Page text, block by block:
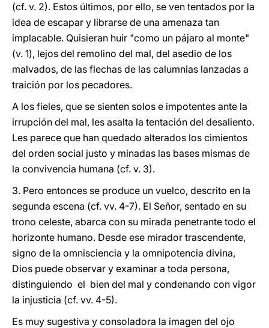
(cf. v. 2). Estos últimos, por ello, se ven tentados por la
idea de escapar y librarse de una amenaza tan
implacable. Quisieran huir "como un pájaro al monte"
(v. 1), lejos del remolino del mal, del asedio de los
malvados, de las flechas de las calumnias lanzadas a
traición por los pecadores.
A los fieles, que se sienten solos e impotentes ante la
irrupción del mal, les asalta la tentación del desaliento.
Les parece que han quedado alterados los cimientos
del orden social justo y minadas las bases mismas de
la convivencia humana (cf. v. 3).
3. Pero entonces se produce un vuelco, descrito en la
segunda escena (cf. vv. 4-7). El Señor, sentado en su
trono celeste, abarca con su mirada penetrante todo el
horizonte humano. Desde ese mirador trascendente,
signo de la omnisciencia y la omnipotencia divina,
Dios puede observar y examinar a toda persona,
distinguiendo el bien del mal y condenando con vigor
la injusticia (cf. vv. 4-5).
Es muy sugestiva y consoladora la imagen del ojo